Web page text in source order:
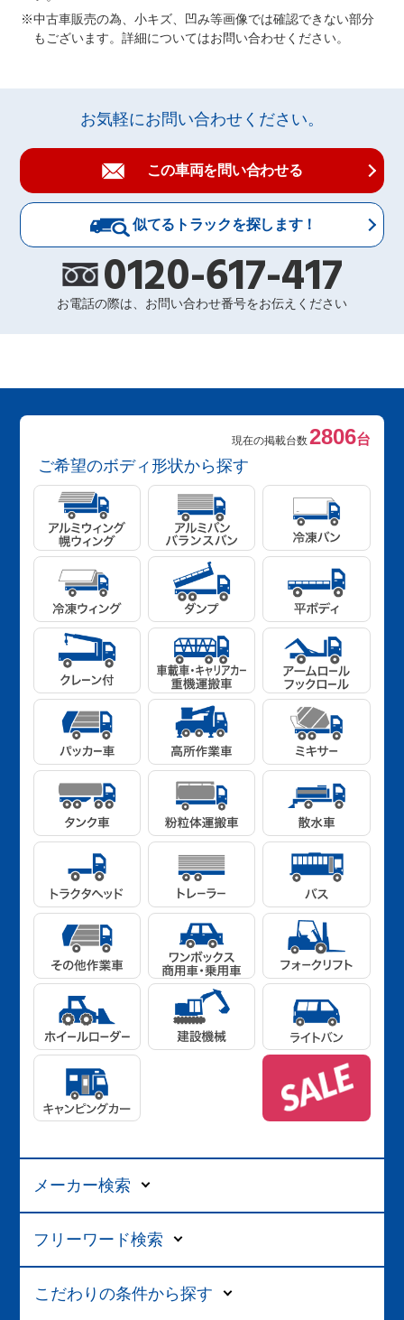
中古車販売の為、小キズ、凹み等画像では確認できない部分
もございます。詳細についてはお問い合わせください。
お気軽にお問い合わせください。
この車両を問い合わせる
似てるトラックを探します！
0120-617-417
お電話の際は、お問い合わせ番号をお伝えください
現在の掲載台数2806台
ご希望のボディ形状から探す
メーカー検索
フリーワード検索
こだわりの条件から探す